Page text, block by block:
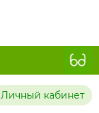
Личный кабинет